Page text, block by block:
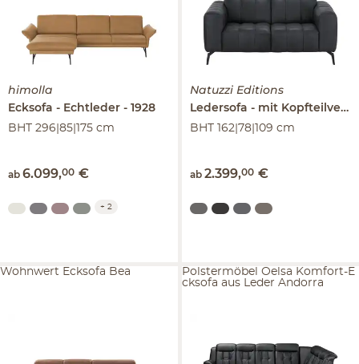
himolla
Ecksofa Echtleder
1928
BHT 296|85|175 cm
ab 6.099,00 €
+ 2
Natuzzi Editions
Ledersofa
mit Kopfteilverstellung
BHT 162|78|109 cm
ab 2.399,00 €
Wohnwert Ecksofa Bea
Polstermöbel Oelsa Komfort-E
cksofa aus Leder Andorra